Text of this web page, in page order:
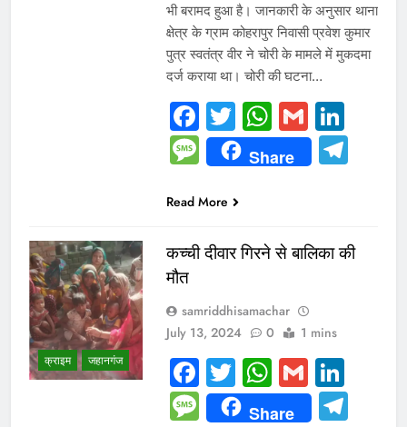
भी बरामद हुआ है। जानकारी के अनुसार थाना
क्षेत्र के ग्राम कोहरापुर निवासी प्रवेश कुमार
पुत्र स्वतंत्र वीर ने चोरी के मामले में मुकदमा
दर्ज कराया था। चोरी की घटना…
Facebook
TwitterGmail
Message
Share
Read More
क्राइम जहानगंज
कच्ची दीवार गिरने से बालिका की
मौत
samriddhisamachar
July 13, 2024
0 1 mins
Facebook
TwitterGmail
Message
Share